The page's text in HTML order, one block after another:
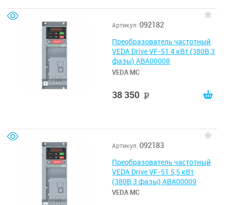
Артикул: 092182
Преобразователь частотный
VEDA Drive VF-51 4 кВт (380В,3
фазы) ABA00008
VEDA MC
38 350
Артикул: 092183
Преобразователь частотный
VEDA Drive VF-51 5,5 кВт
(380В,3 фазы) ABA00009
VEDA MC